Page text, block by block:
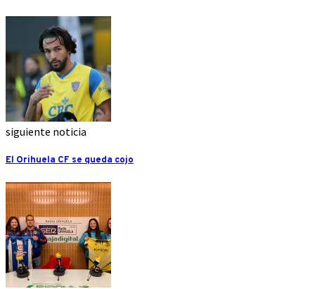
siguiente noticia
El Orihuela CF se queda cojo